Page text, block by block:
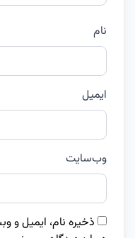
نام
ایمیل
وب‌سایت
ذخیره نام، ایمیل و